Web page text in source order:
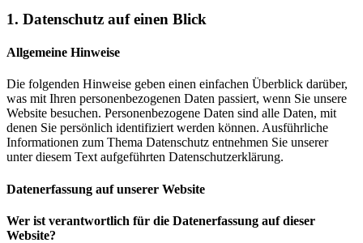
1. Datenschutz auf einen Blick
Allgemeine Hinweise
Die folgenden Hinweise geben einen einfachen Überblick darüber,
was mit Ihren personenbezogenen Daten passiert, wenn Sie unsere
Website besuchen. Personenbezogene Daten sind alle Daten, mit
denen Sie persönlich identifiziert werden können. Ausführliche
Informationen zum Thema Datenschutz entnehmen Sie unserer
unter diesem Text aufgeführten Datenschutzerklärung.
Datenerfassung auf unserer Website
Wer ist verantwortlich für die Datenerfassung auf dieser
Website?